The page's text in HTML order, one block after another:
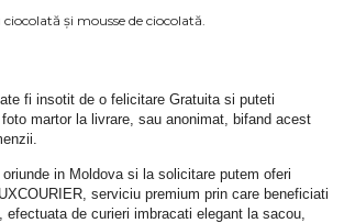
și mousse de ciocolată.
fi insotit de o felicitare Gratuita si puteti
martor la livrare, sau anonimat, bifand acest
oriunde in Moldova si la solicitare putem oferi
serviciu premium prin care beneficiati
efectuata de curieri imbracati elegant la sacou,